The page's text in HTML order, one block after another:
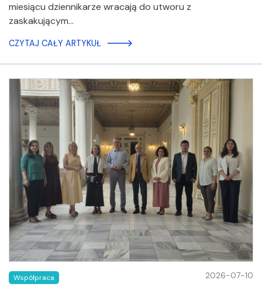
miesiącu dziennikarze wracają do utworu z
zaskakującym…
CZYTAJ CAŁY ARTYKUŁ
Współpraca 2026-07-10